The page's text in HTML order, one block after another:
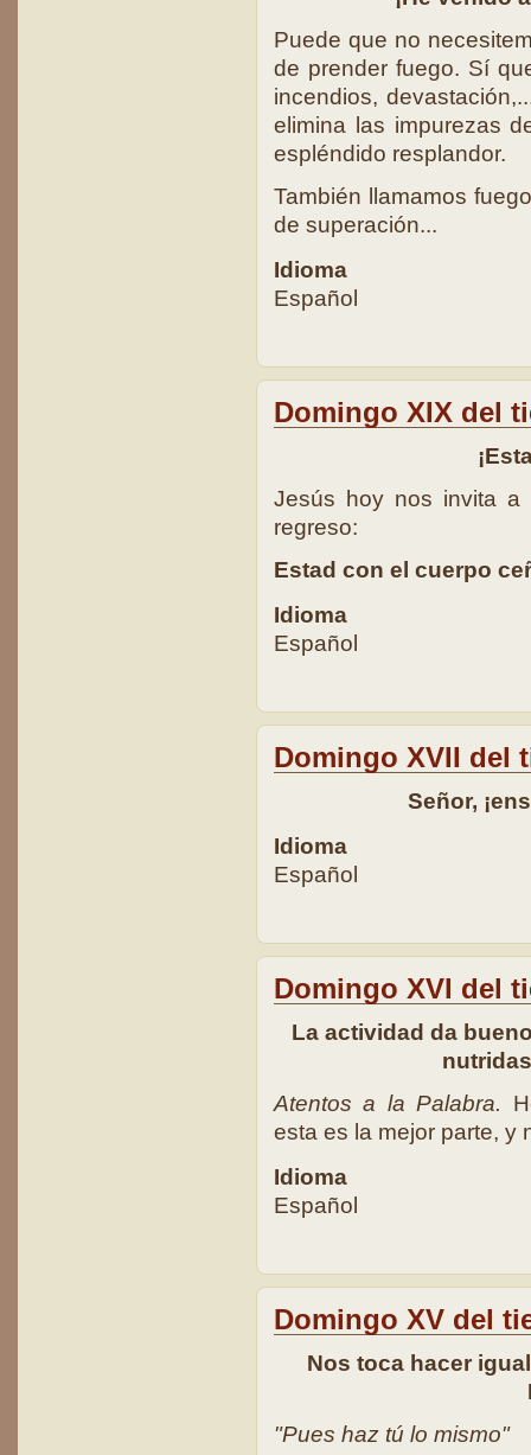
Puede que no
de prender fuego. Sí
incendios,
elimina las impurezas
espléndido resplandor.
También llamamos
de superación...
Idioma
Español
Domingo XIX del
Jesús hoy nos invita
regreso:
Estad con el cuerpo
Idioma
Español
Domingo XVII del
Señor,
Idioma
Español
Domingo XVI del
La actividad da
Atentos a la Palabra.
esta es la mejor parte, y
Idioma
Español
Domingo XV del
Nos toca hacer
"Pues haz tú lo mismo"